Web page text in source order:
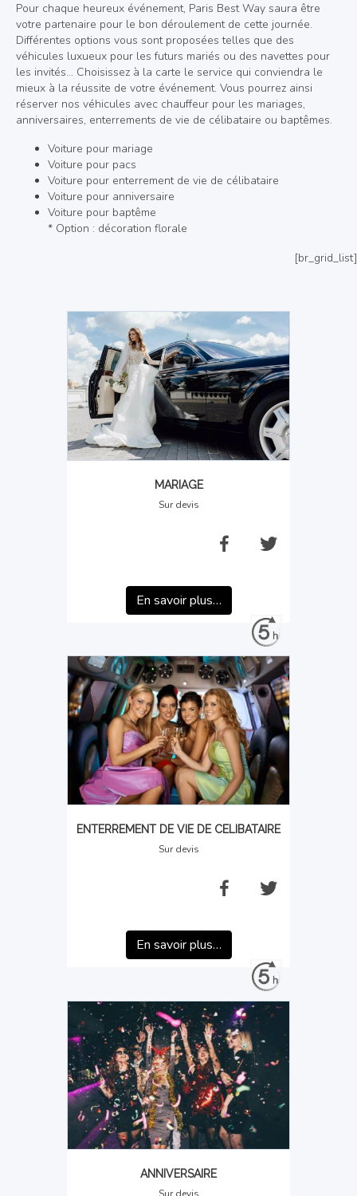
Pour chaque heureux événement, Paris Best Way saura être
votre partenaire pour le bon déroulement de cette journée.
Différentes options vous sont proposées telles que des
véhicules luxueux pour les futurs mariés ou des navettes pour
les invités... Choisissez à la carte le service qui conviendra le
mieux à la réussite de votre événement. Vous pourrez ainsi
réserver nos véhicules avec chauffeur pour les mariages,
anniversaires, enterrements de vie de célibataire ou baptêmes.
Voiture pour mariage
Voiture pour pacs
Voiture pour enterrement de vie de célibataire
Voiture pour anniversaire
Voiture pour baptême
* Option : décoration florale
[br_grid_list]
MARIAGE
Sur devis
En savoir plus…
ENTERREMENT DE VIE DE CELIBATAIRE
Sur devis
En savoir plus…
ANNIVERSAIRE